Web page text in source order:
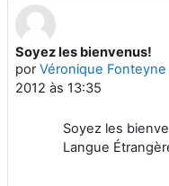
Soyez les bienvenus!
porVéronique Fonteyne
2012 às 13:35
Número de respostas: 0
Soyez les
Langue